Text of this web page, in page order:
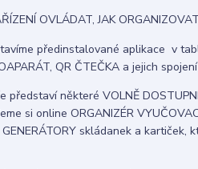
OVLÁDAT, JAK
předinstalované aplikace v
QR ČTEČKA a jejich
představí některé VOLNĚ
si online ORGANIZÉR
skládanek a kartiček,